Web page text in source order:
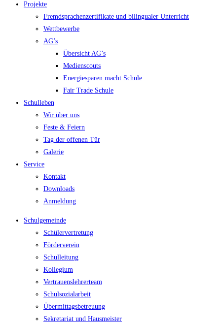
Projekte
Fremdsprachenzertifikate und bilingualer Unterricht
Wettbewerbe
AG’s
Übersicht AG’s
Medienscouts
Energiesparen macht Schule
Fair Trade Schule
Schulleben
Wir über uns
Feste & Feiern
Tag der offenen Tür
Galerie
Service
Kontakt
Downloads
Anmeldung
Schulgemeinde
Schülervertretung
Förderverein
Schulleitung
Kollegium
Vertrauenslehrerteam
Schulsozialarbeit
Übermittagsbetreuung
Sekretariat und Hausmeister